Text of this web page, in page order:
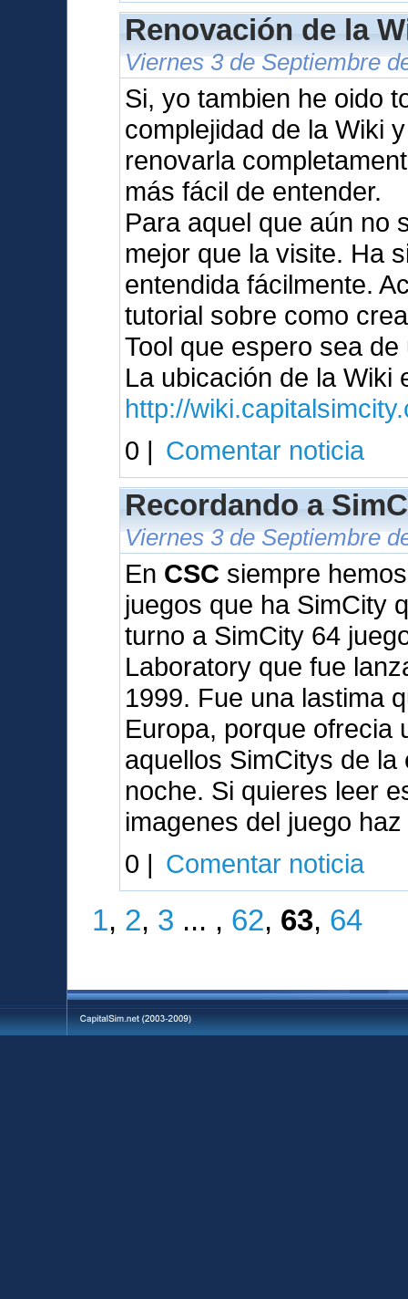
Renovación de la
Viernes 3 de Septiembre
Si, yo tambien he oido
complejidad de la Wiki
renovarla
más fácil de entender.
Para aquel que aún no
mejor que la visite. Ha
entendida fácilmente.
tutorial sobre como
Tool que espero sea de
La ubicación de la Wiki
http://
0 | Comentar noticia
Recordando a
Viernes 3 de Septiembre
En CSC siempre
juegos que ha SimCity
turno a SimCity 64
Laboratory que fue
1999. Fue una lastima
Europa, porque ofrecia
aquellos SimCitys de
noche. Si quieres leer
imagenes del juego
0 | Comentar noticia
1, 2, 3 ... , 62, 63, 64